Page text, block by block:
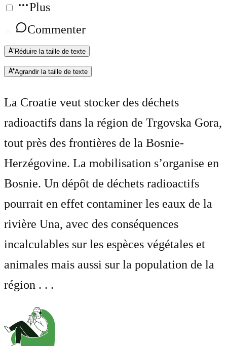
Plus
Commenter
Réduire la taille de texte
Agrandir la taille de texte
La Croatie veut stocker des déchets
radioactifs dans la région de Trgovska Gora,
tout près des frontières de la Bosnie-
Herzégovine. La mobilisation s’organise en
Bosnie. Un dépôt de déchets radioactifs
pourrait en effet contaminer les eaux de la
rivière Una, avec des conséquences
incalculables sur les espèces végétales et
animales mais aussi sur la population de la
région . . .